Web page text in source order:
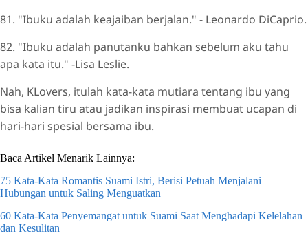
81. "Ibuku adalah keajaiban berjalan." - Leonardo DiCaprio.
82. "Ibuku adalah panutanku bahkan sebelum aku tahu
apa kata itu." -Lisa Leslie.
Nah, KLovers, itulah kata-kata mutiara tentang ibu yang
bisa kalian tiru atau jadikan inspirasi membuat ucapan di
hari-hari spesial bersama ibu.
Baca Artikel Menarik Lainnya:
75 Kata-Kata Romantis Suami Istri, Berisi Petuah Menjalani
Hubungan untuk Saling Menguatkan
60 Kata-Kata Penyemangat untuk Suami Saat Menghadapi Kelelahan
dan Kesulitan